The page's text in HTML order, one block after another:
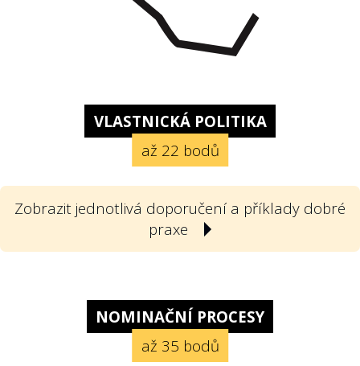
VLASTNICKÁ POLITIKA
až 22 bodů
Zobrazit jednotlivá doporučení a příklady dobré
praxe
politiku? Vlastnickou politikou
rozumíme v souladu s doporučeními
OECD dokumenty schválené státem
NOMINAČNÍ PROCESY
až 35 bodů